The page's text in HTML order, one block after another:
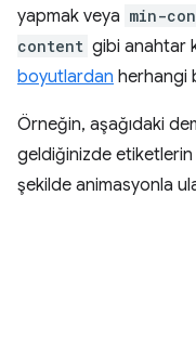
yapmak veya min-
content gibi anahtar
boyutlardan herhangi
Örneğin, aşağıdaki
geldiğinizde
şekilde animasyonla